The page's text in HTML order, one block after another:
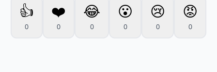
👍
0
❤️
0
😂
0
😮
0
😢
0
😡
0